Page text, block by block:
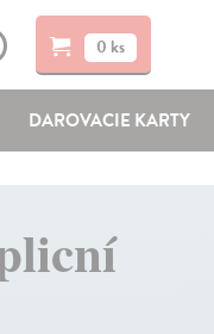
0 ks
DAROVACIE KARTY